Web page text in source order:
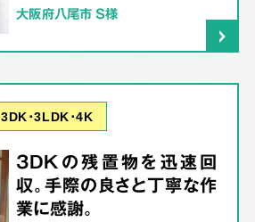
大阪府八尾市 S様
3DK･3LDK･4K
3DKの残置物を迅速回
収。手際の良さと丁寧な作
業に感謝。